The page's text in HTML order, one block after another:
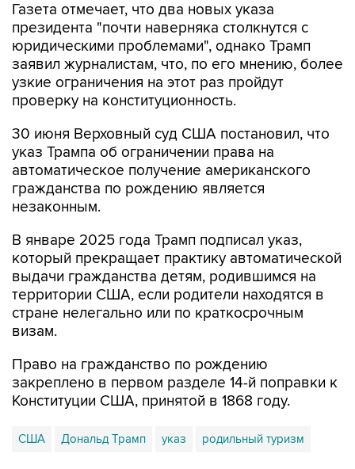
Газета отмечает, что два новых указа
президента "почти наверняка столкнутся с
юридическими проблемами", однако Трамп
заявил журналистам, что, по его мнению, более
узкие ограничения на этот раз пройдут
проверку на конституционность.
30 июня Верховный суд США постановил, что
указ Трампа об ограничении права на
автоматическое получение американского
гражданства по рождению является
незаконным.
В январе 2025 года Трамп подписал указ,
который прекращает практику автоматической
выдачи гражданства детям, родившимся на
территории США, если родители находятся в
стране нелегально или по краткосрочным
визам.
Право на гражданство по рождению
закреплено в первом разделе 14-й поправки к
Конституции США, принятой в 1868 году.
США Дональд Трамп указ родильный туризм